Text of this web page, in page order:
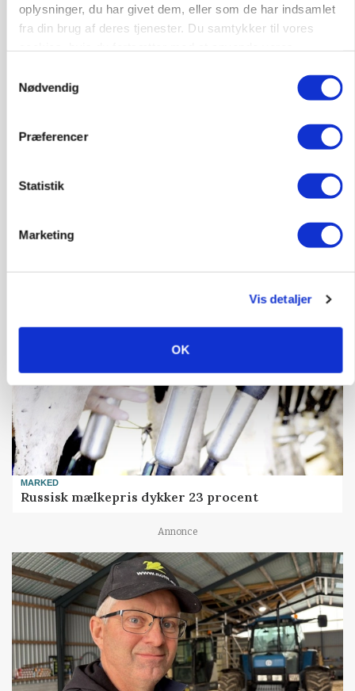
oplysninger, du har givet dem, eller som de har indsamlet
fra din brug af deres tjenester. Du samtykker til vores
Nødvendig
Præferencer
Statistik
Marketing
Vis detaljer
OK
landbrugets ejerstruktur
MARKED
Russisk mælkepris dykker 23 procent
Annonce